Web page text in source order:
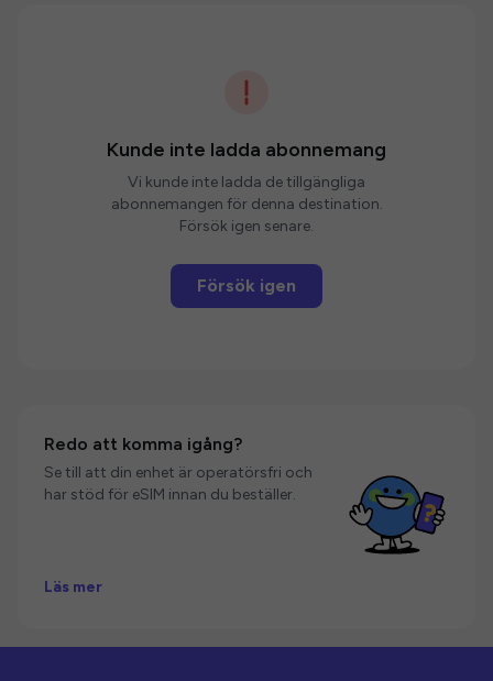
Kunde inte ladda abonnemang
Vi kunde inte ladda de tillgängliga
abonnemangen för denna destination.
Försök igen senare.
Försök igen
Redo att komma igång?
Se till att din enhet är operatörsfri och
har stöd för eSIM innan du beställer.
Läs mer